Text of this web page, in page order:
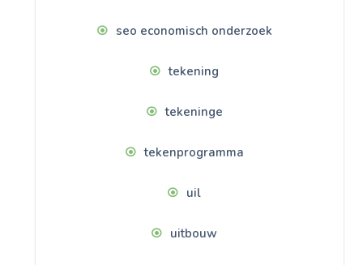
seo economisch onderzoek
tekening
tekeninge
tekenprogramma
uil
uitbouw